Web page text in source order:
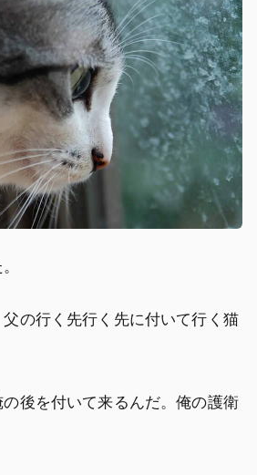
の行く先行く先に付いて行く猫
の後を付いて来るんだ。俺の護衛